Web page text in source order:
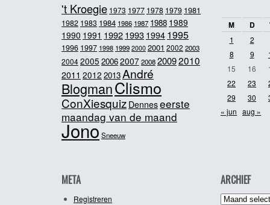
't Kroegie 1973 1977 1978 1979 1981
1982 1983 1984 1986 1987 1988 1989
1990 1991 19921993 1994 1995
1996 1997 1998 1999 2000 2001 2002 2003
20042005 20062007200820092010
2011 2012 2013André
BlogmanClismo
ConXiesquiz Denneseerste
maandag van de maand
JonoSneeuw
M D
1
2
8
9
15
16
22
23
29
30
« jun aug »
META
Registreren
ARCHIEF
Archief